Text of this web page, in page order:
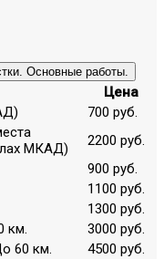
Основные работы.
Цена
700 руб.
МКАД)
2200 руб.
900 руб.
1100 руб.
1300 руб.
км.
3000 руб.
60 км.
4500 руб.